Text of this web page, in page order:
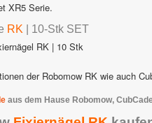
STIHL iMow Mähroboter
Ambrogio – Zuchetti
Ambrogio Mähroboter
XR5 Serie.
RK | 10-Stk SET
RK | 10 Stk
der Robomow RK wie auch
aus dem Hause Robomow,